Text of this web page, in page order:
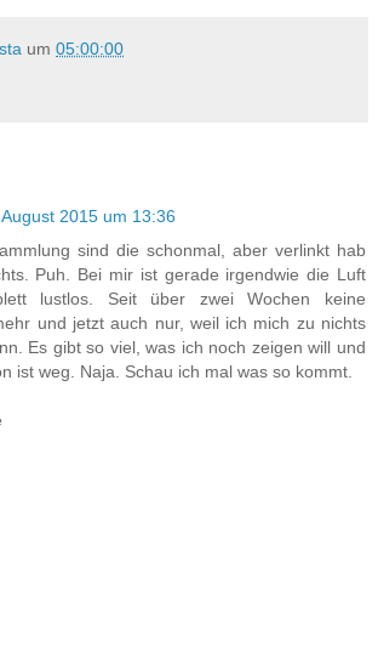
um 05:00:00
2015 um 13:36
sind die schonmal, aber verlinkt hab
Puh. Bei mir ist gerade irgendwie die Luft
lustlos. Seit über zwei Wochen keine
und jetzt auch nur, weil ich mich zu nichts
Es gibt so viel, was ich noch zeigen will und
ist weg. Naja. Schau ich mal was so kommt.